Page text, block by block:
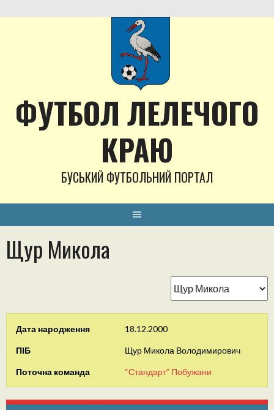
to
ФУТБОЛ ЛЕЛЕЧОГО
КРАЮ
БУСЬКИЙ ФУТБОЛЬНИЙ ПОРТАЛ
Щур Микола
Дата народження 18.12.2000
ПІБ Щур Микола Володимирович
Поточна команда “Стандарт” Побужани